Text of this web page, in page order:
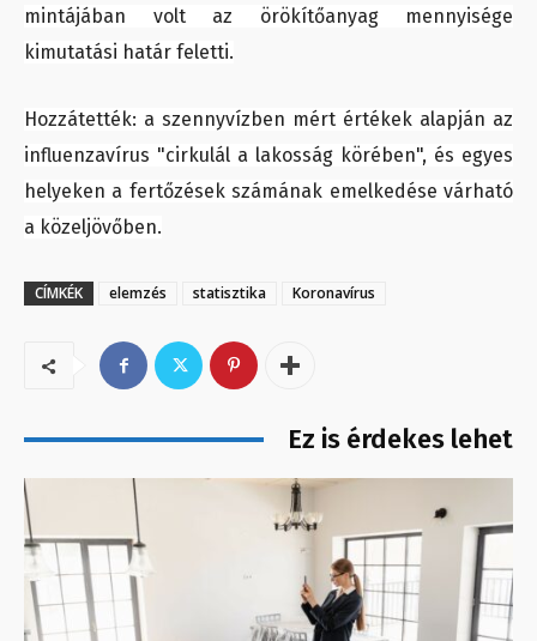
mintájában volt az örökítőanyag mennyisége
kimutatási határ feletti.
Hozzátették: a szennyvízben mért értékek alapján az
influenzavírus "cirkulál a lakosság körében", és egyes
helyeken a fertőzések számának emelkedése várható
a közeljövőben.
CÍMKÉK elemzés statisztika Koronavírus
Ez is érdekes lehet